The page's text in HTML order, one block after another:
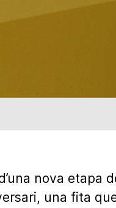
nova etapa
una fita